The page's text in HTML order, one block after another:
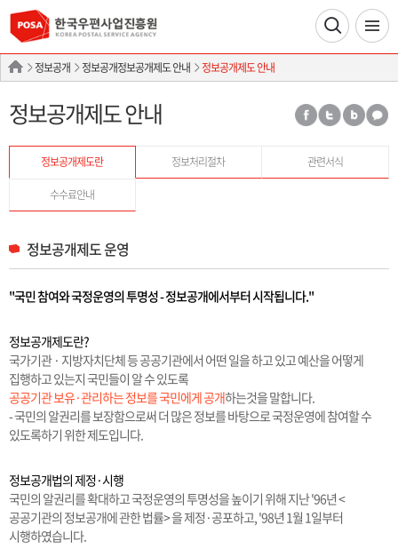
정보공개 정보공개정보공개제도 안내 정보공개제도 안내
정보공개제도 안내
정보공개제도란 정보처리절차 관련서식
수수료안내
정보공개제도 운영
"국민 참여와 국정운영의 투명성 - 정보공개에서부터 시작됩니다."
정보공개제도란?
국가기관 · 지방자치단체 등 공공기관에서 어떤 일을 하고 있고 예산을 어떻게
집행하고 있는지 국민들이 알 수 있도록
공공기관 보유·관리하는 정보를 국민에게 공개하는것을 말합니다.
- 국민의 알권리를 보장함으로써 더 많은 정보를 바탕으로 국정운영에 참여할 수
있도록하기 위한 제도입니다.
정보공개법의 제정·시행
국민의 알권리를 확대하고 국정운영의 투명성을 높이기 위해 지난 '96년 <
공공기관의 정보공개에 관한 법률> 을 제정·공포하고, '98년 1월 1일부터
시행하였습니다.